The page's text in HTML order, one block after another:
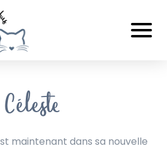
Céleste
maintenant dans sa nouvelle